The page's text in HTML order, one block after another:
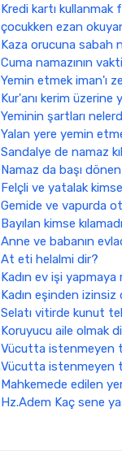
Kredi kartı kullanmak
çocukken ezan
Kaza orucuna sabah
Cuma namazının
Yemin etmek iman'ı
Kur'anı kerim üzerine
Yeminin şartları
Yalan yere yemin
Sandalye de namaz
Namaz da başı
Felçli ve yatalak kimse
Gemide ve vapurda
Bayılan kimse
Anne ve babanın
At eti helalmi dir?
Kadın ev işi
Kadın eşinden izinsiz
Selatı vitirde kunut
Koruyucu aile olmak
Vücutta istenmeyen
Vücutta istenmeyen
Mahkemede edilen
Hz.Adem Kaç sene